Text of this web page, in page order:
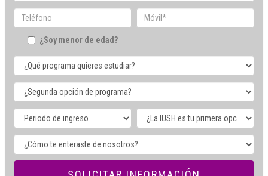
¿Soy menor de edad?